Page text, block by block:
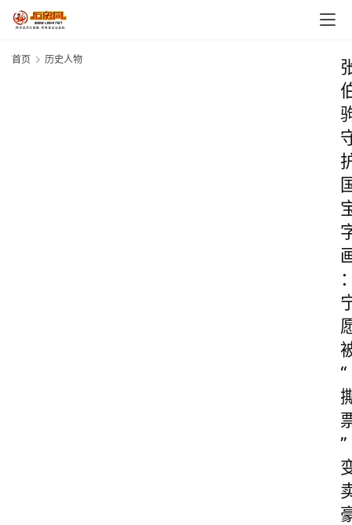
首页 历史人物
“
”